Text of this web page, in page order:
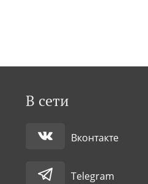
В сети
Вконтакте
Telegram